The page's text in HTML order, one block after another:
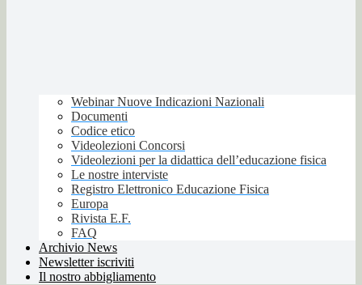
Webinar Nuove Indicazioni Nazionali
Documenti
Codice etico
Videolezioni Concorsi
Videolezioni per la didattica dell’educazione fisica
Le nostre interviste
Registro Elettronico Educazione Fisica
Europa
Rivista E.F.
FAQ
Archivio News
Newsletter iscriviti
Il nostro abbigliamento